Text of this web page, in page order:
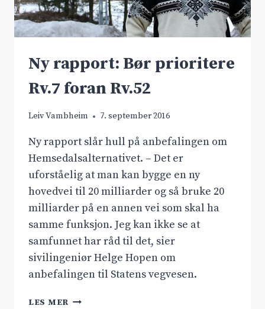
Ny rapport: Bør prioritere
Rv.7 foran Rv.52
Leiv Vambheim 7. september 2016
Ny rapport slår hull på anbefalingen om
Hemsedalsalternativet. – Det er
uforståelig at man kan bygge en ny
hovedvei til 20 milliarder og så bruke 20
milliarder på en annen vei som skal ha
samme funksjon. Jeg kan ikke se at
samfunnet har råd til det, sier
sivilingeniør Helge Hopen om
anbefalingen til Statens vegvesen.
LES MER NY